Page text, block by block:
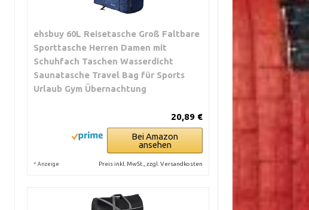
ehsbuy 60L Reisetasche Groß Faltbare
Sporttasche Herren Damen mit
Schuhfach Taschen Wasserdicht
Saunatasche Travel Bag für Sports
Urlaub Gym Übernachtung
20,89 €
Bei Amazon
ansehen
* Anzeige Preis inkl. MwSt., zzgl. Versandkosten